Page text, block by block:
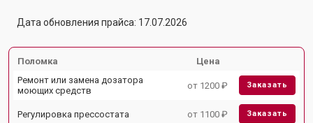
Дата обновления прайса: 17.07.2026
Поломка
Цена
Ремонт или замена дозатора
моющих средств
от 1200 ₽ Заказать
Регулировка прессостата от 1100 ₽ Заказать